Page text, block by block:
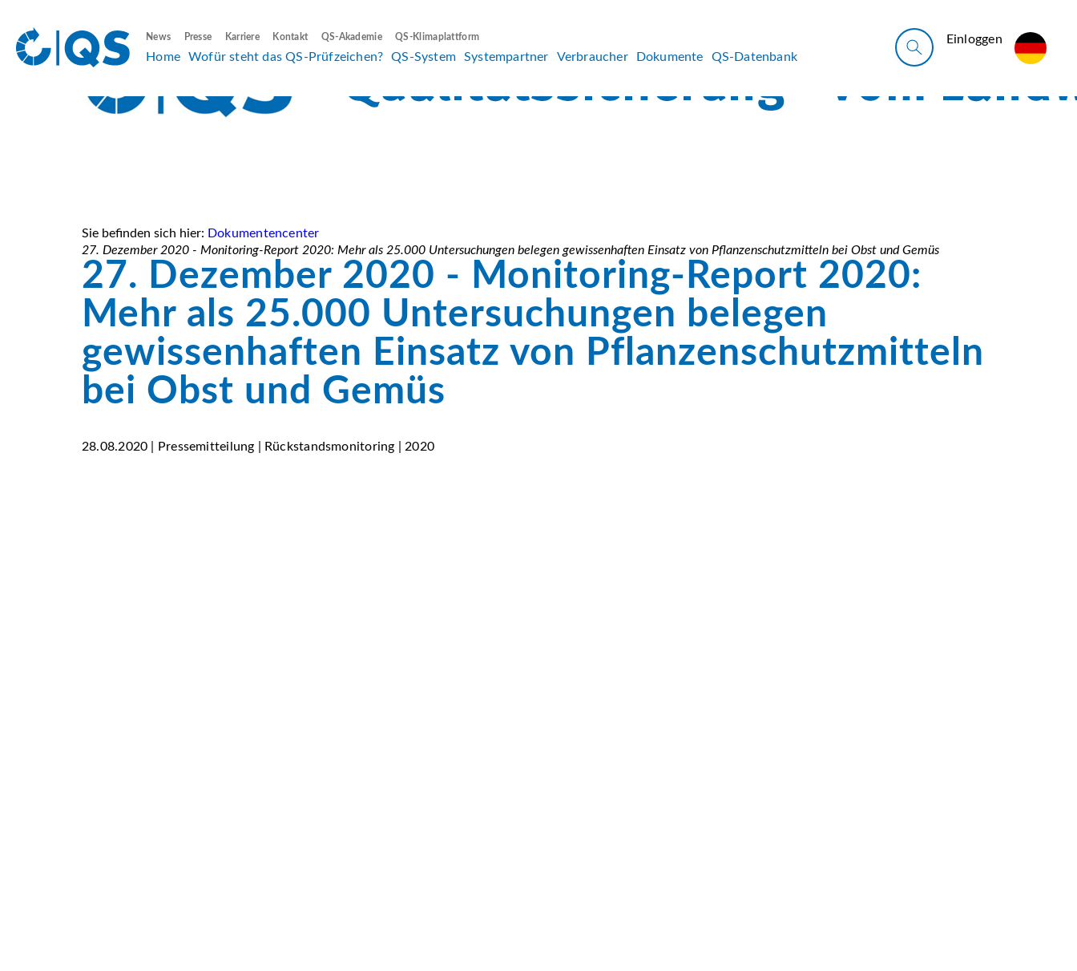
News Presse Karriere Kontakt QS-Akademie QS-Klimaplattform
Home Wofür steht das QS-Prüfzeichen? QS-System Systempartner Verbraucher Dokumente QS-Datenbank
Ein­log­gen
Sie befinden sich hier: Dokumentencenter
27. Dezember 2020 - Monitoring-Report 2020: Mehr als 25.000 Untersuchungen belegen gewissenhaften Einsatz von Pflanzenschutzmitteln bei Obst und Gemüs
27. Dezember 2020 - Monitoring-Report 2020:
Mehr als 25.000 Untersuchungen belegen
gewissenhaften Einsatz von Pflanzenschutzmitteln
bei Obst und Gemüs
28.08.2020 | Pressemitteilung | Rückstandsmonitoring | 2020